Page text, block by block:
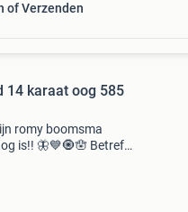
of Verzenden
14 karaat oog 585
romy boomsma
is!! 🦋💙🧿🪬 Betreft